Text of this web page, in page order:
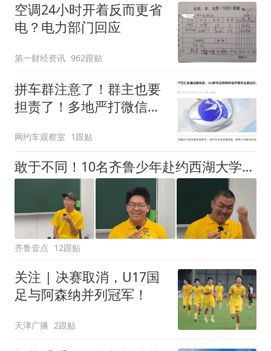
空调24小时开着反而更省
电？电力部门回应
第一财经资讯 962跟贴
拼车群注意了！群主也要
担责了！多地严打微信
网约车观察室 1跟贴
敢于不同！10名齐鲁少年赴约西湖大学！他们是谁？为何而选？
齐鲁壹点 12跟贴
关注 | 决赛取消，U17国
足与阿森纳并列冠军！
天津广播 2跟贴